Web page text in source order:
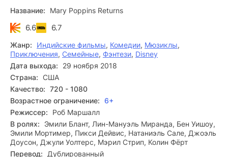
Название: Mary Poppins Returns
6.6 6.7
Жанр: Индийские фильмы, Комедии, Мюзиклы,
Приключения, Семейные, Фэнтези, Disney
Дата выхода:
29 ноября 2018
Страна: США
Качество: 720 - 1080
Возрастное ограничение: 6+
Режиссер:
Роб Маршалл
В ролях:
Эмили Блант, Лин-Мануэль Миранда, Бен Уишоу,
Эмили Мортимер, Пикси Дейвис, Натаниэль Сале, Джоэль
Доусон, Джули Уолтерс, Мэрил Стрип, Колин Фёрт
Перевод:
Дублированный